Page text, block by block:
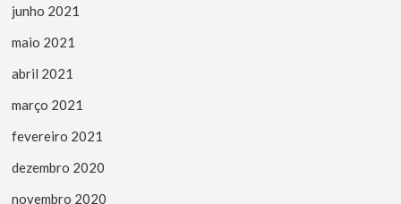
junho 2021
maio 2021
abril 2021
março 2021
fevereiro 2021
dezembro 2020
novembro 2020